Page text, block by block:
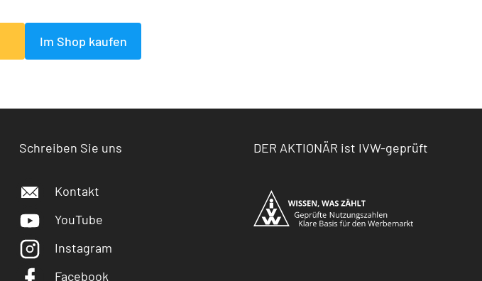
Im Shop kaufen
Schreiben Sie uns
Kontakt
YouTube
Instagram
Facebook
DER AKTIONÄR ist IVW-geprüft